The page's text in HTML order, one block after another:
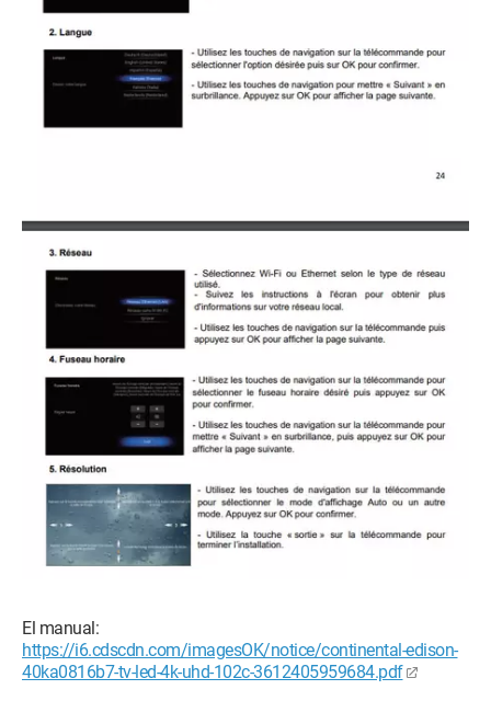
El manual:
https://i6.cdscdn.com/imagesOK/notice/continental-edison-
40ka0816b7-tv-led-4k-uhd-102c-3612405959684.pdf